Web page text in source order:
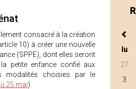
consacré à la création
10) à créer une nouvelle
(SPPE), dont elles seront
petite enfance confié aux
modalités choisies par le
25 mai).
lu
27
3